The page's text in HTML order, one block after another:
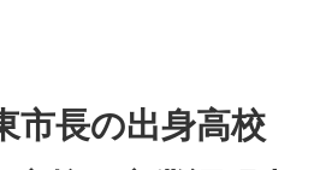
市長の出身高校